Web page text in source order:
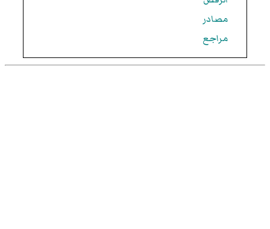
مصادر
مراجع